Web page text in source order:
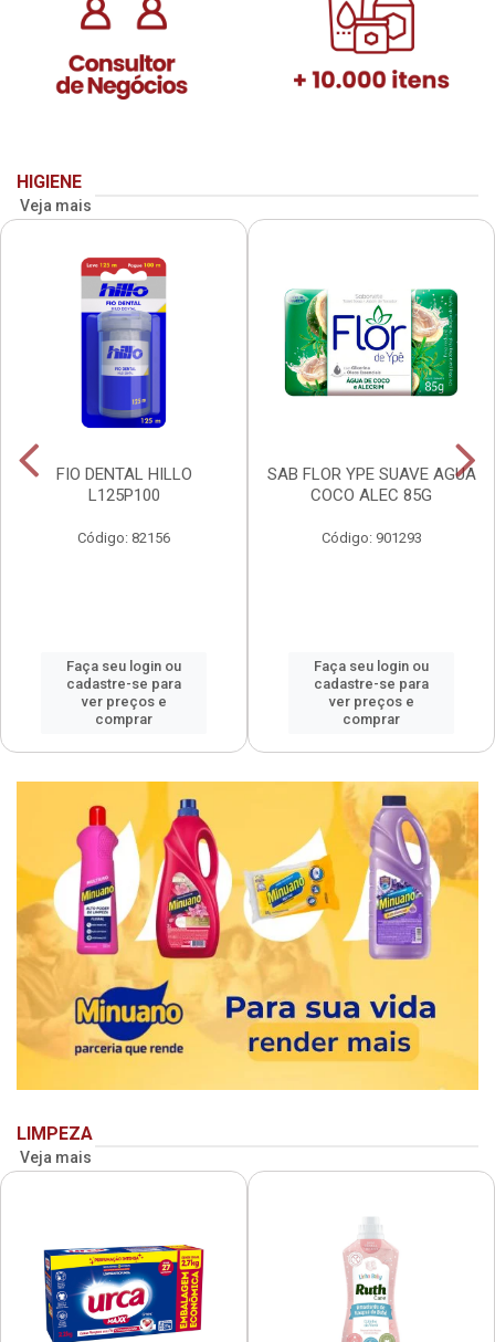
HIGIENE
Veja mais
FIO DENTAL HILLO
L125P100
Código: 82156
Faça seu login ou
cadastre-se para
ver preços e
comprar
SAB FLOR YPE SUAVE AGUA
COCO ALEC 85G
Código: 901293
Faça seu login ou
cadastre-se para
ver preços e
comprar
LIMPEZA
Veja mais